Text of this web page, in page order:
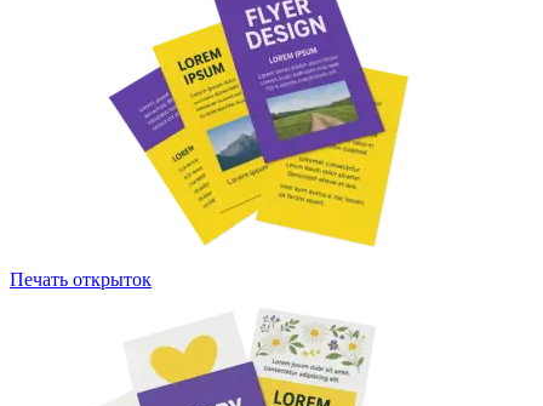
Печать открыток